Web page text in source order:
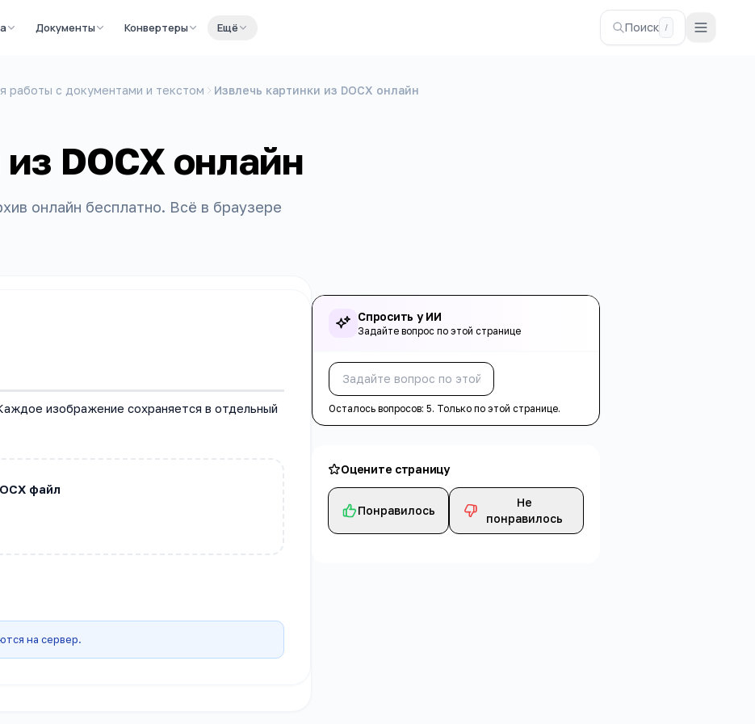
Документы Конвертеры Ещё Поиск /
работы с документами и текстом Извлечь картинки из DOCX онлайн
DOCX онлайн
онлайн бесплатно. Всё в браузере
изображение сохраняется в отдельный
файл
на сервер.
Спросить у ИИ
Задайте вопрос по этой странице
Осталось вопросов:5. Только по этой странице.
Оцените страницу
Понравилось
Не
понравилось